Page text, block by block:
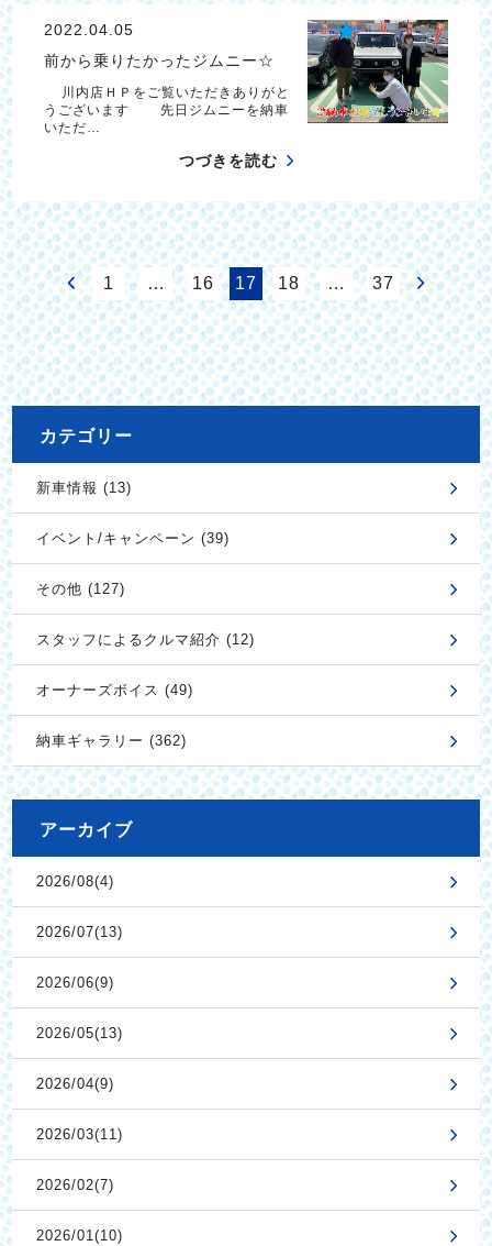
2022.04.05
前から乗りたかったジムニー☆
川内店ＨＰをご覧いただきありがと
うございます 先日ジムニーを納車
いただ…
つづきを読む
1 … 16 17 18 … 37
カテゴリー
新車情報 (13)
イベント/キャンペーン (39)
その他 (127)
スタッフによるクルマ紹介 (12)
オーナーズボイス (49)
納車ギャラリー (362)
アーカイブ
2026/08(4)
2026/07(13)
2026/06(9)
2026/05(13)
2026/04(9)
2026/03(11)
2026/02(7)
2026/01(10)